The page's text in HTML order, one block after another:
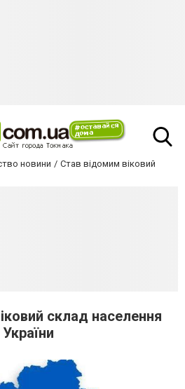
новини
Став відомим віковий
склад населення
України